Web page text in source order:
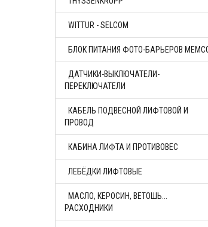
WITTUR - SELCOM
БЛОК ПИТАНИЯ ФОТО-БАРЬЕРОВ
ДАТЧИКИ-ВЫКЛЮЧАТЕЛИ-
ПЕРЕКЛЮЧАТЕЛИ
КАБЕЛЬ ПОДВЕСНОЙ ЛИФТОВОЙ И
ПРОВОД
КАБИНА ЛИФТА И ПРОТИВОВЕС
ЛЕБЁДКИ ЛИФТОВЫЕ
МАСЛО, КЕРОСИН, ВЕТОШЬ...
РАСХОДНИКИ